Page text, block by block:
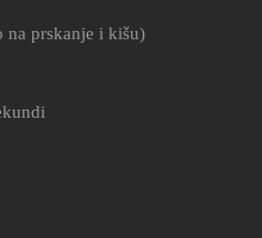
na prskanje i kišu)